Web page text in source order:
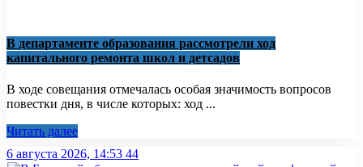
В департаменте образования рассмотрели ход
капитального ремонта школ и детсадов
В ходе совещания отмечалась особая значимость вопросов
повестки дня, в числе которых: ход ...
Читать далее
6 августа 2026, 14:53 44